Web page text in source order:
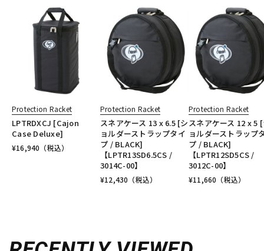
Protection Racket
LPTRDXCJ [Cajon
Case Deluxe]
¥16,940 （税込）
Protection Racket
スネアケース 13 x 6.5 [シ
ョルダーストラップタイ
プ / BLACK]
【LPTR13SD6.5CS /
3014C-00】
¥12,430 （税込）
Protection Racket
スネアケース 12 x 5
ョルダーストラップ
プ / BLACK]
【LPTR12SD5CS /
3012C-00】
¥11,660 （税込）